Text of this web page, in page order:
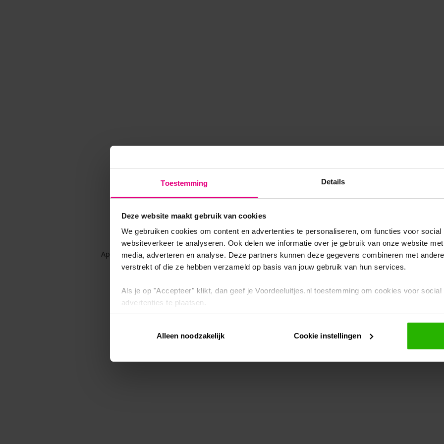
Toestemming Details
Deze website maakt gebruik van cookies
We gebruiken cookies om content en advertenties te personaliseren, om functies voor
websiteverkeer te analyseren. Ook delen we informatie over je gebruik van onze website
media, adverteren en analyse. Deze partners kunnen deze gegevens combineren met
verstrekt of die ze hebben verzameld op basis van jouw gebruik van hun services.
Als je op "Accepteer" klikt, dan geef je Voordeeluitjes.nl toestemming om cookies voor
advertenties te plaatsen.
Via "Cookie instellingen" kun je ook zelf instellen welke cookies worden geplaatst. Je kunt je
intrekken op onscookiebeleid.
Alleen noodzakelijk Cookie instellingen
Application error: a client-side exception has occurred while loadingwww.voordeeluitjes.nl (see the